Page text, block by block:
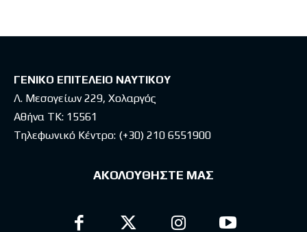
ΓΕΝΙΚΟ ΕΠΙΤΕΛΕΙΟ ΝΑΥΤΙΚΟΥ
Λ. Μεσογείων 229, Χολαργός
Αθήνα ΤΚ: 15561
Τηλεφωνικό Κέντρο: (+30) 210 6551900
ΑΚΟΛΟΥΘΗΣΤΕ ΜΑΣ